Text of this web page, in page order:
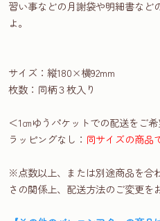
習い事などの月謝袋や明細書など
よ。
サイズ：縦180×横92mm
枚数：同柄３枚入り
＜1㎝ゆうパケットでの配送をご
ラッピングなし： 同サイズの商品
※点数以上、または別途商品を合
さの関係上、配送方法のご変更を